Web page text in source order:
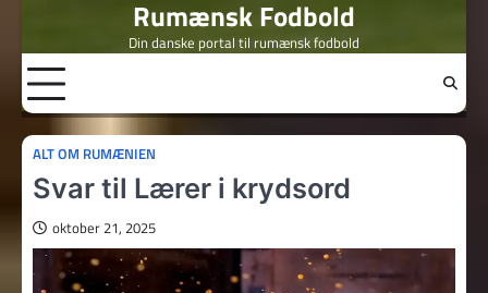
content
Rumænsk Fodbold
Din danske portal til rumænsk fodbold
ALT OM RUMÆNIEN
Svar til Lærer i krydsord
oktober 21, 2025